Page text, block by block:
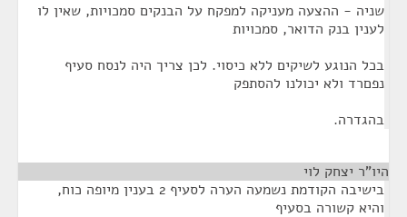
שניה - ההצעה מעניקה למפקח על הבנקים סמכויות, שאין לו
לענין בנק הדואר, סמכויות
בכל הנוגע לשיקים ללא כיסוי. לכן צריך היה לנסח סעיף
נפםרד ולא יכולנו להסתפק
בהגדרה.
היו"ר יצחק לוי
בישיבה הקודמת נשמעה הערה לסעיף 2 בענין מיופה כוח,
והיא קשורה בסעיף